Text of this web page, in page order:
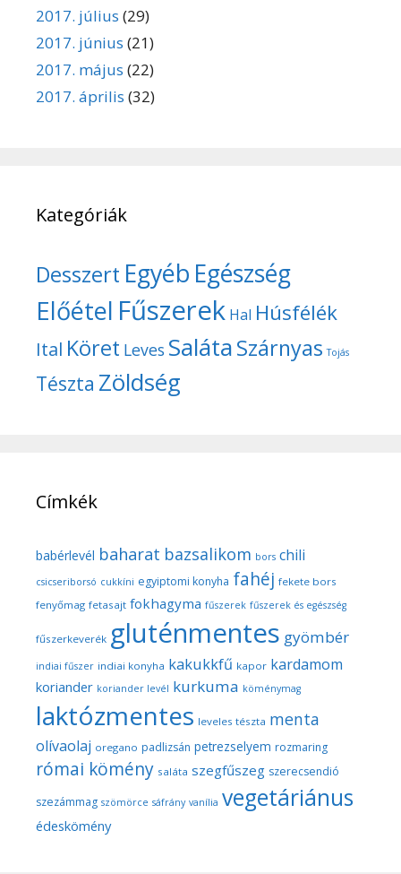
2017. július (29)
2017. június (21)
2017. május (22)
2017. április (32)
Kategóriák
Desszert Egyéb Egészség
Előétel Fűszerek Hal Húsfélék
Ital Köret Leves SalátaSzárnyas Tojás
Tészta Zöldség
Címkék
babérlevél baharat bazsalikom bors chili
csicseriborsó cukkíni egyiptomi konyha fahéj fekete bors
fenyőmag fetasajt fokhagyma fűszerek fűszerek és egészség
fűszerkeverék gluténmentes gyömbér
indiai fűszer indiai konyha kakukkfű kapor kardamom
koriander koriander levél kurkuma köménymag
laktózmentes leveles tészta menta
olívaolaj oregano padlizsán petrezselyem rozmaring
római kömény saláta szegfűszeg szerecsendió
szezámmag szömörce sáfrány vanília vegetáriánus
édeskömény